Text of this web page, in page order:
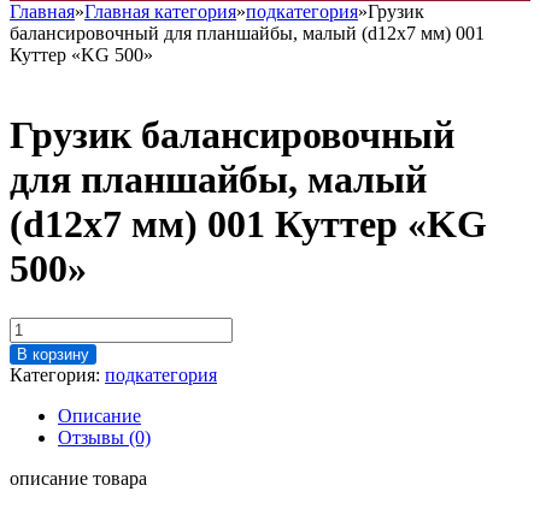
Главная»Главная категория»подкатегория»Грузик
балансировочный для планшайбы, малый (d12х7 мм) 001
Куттер «KG 500»
Грузик балансировочный
для планшайбы, малый
(d12х7 мм) 001 Куттер «KG
500»
Количество
товара
Грузик
балансировочный
планшайбы,
(d12х7
В корзину
Категория: подкатегория
Описание
Отзывы (0)
описание товара